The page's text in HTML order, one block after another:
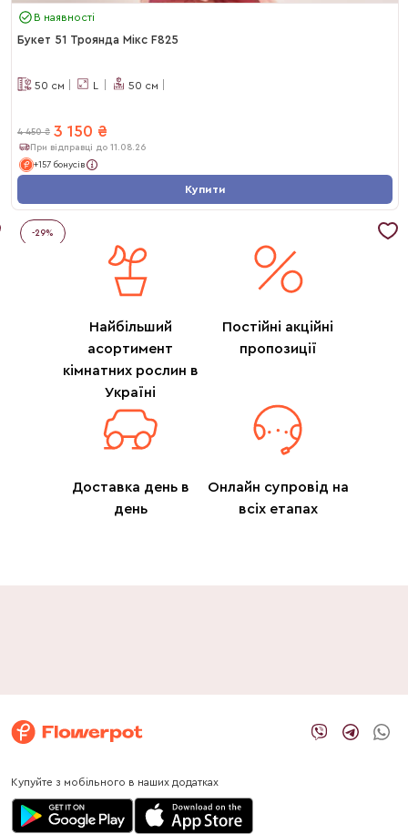
В наявності
Букет 51 Троянда Мікс F825
50 см L 50 см
4 450 ₴ 3 150 ₴
При відправці до 11.08.26
+157 бонусів
Купити
-29%
Найбільший
асортимент
кімнатних рослин в
Україні
Постійні акційні
пропозиції
Доставка день в
день
Онлайн супровід на
всіх етапах
Купуйте з мобільного в наших додатках